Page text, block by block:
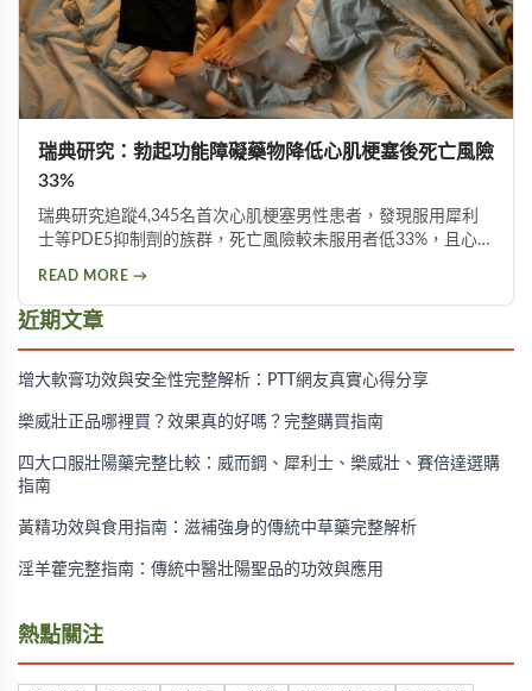
瑞典研究：勃起功能障礙藥物降低心肌梗塞後死亡風險
33%
瑞典研究追蹤4,345名首次心肌梗塞男性患者，發現服用犀利
士等PDE5抑制劑的族群，死亡風險較未服用者低33%，且心力
諮詢醫師。
READ MORE →
近期文章
增大軟膏功效與安全性完整解析：PTT網友真實心得分享
樂威壯正品哪裡買？效果真的好嗎？完整購買指南
四大口服壯陽藥完整比較：威而鋼、犀利士、樂威壯、賽倍達選購
指南
黃精功效與食用指南：滋補強身的傳統中草藥完整解析
淫羊藿完整指南：傳統中醫壯陽聖品的功效與應用
熱點關注